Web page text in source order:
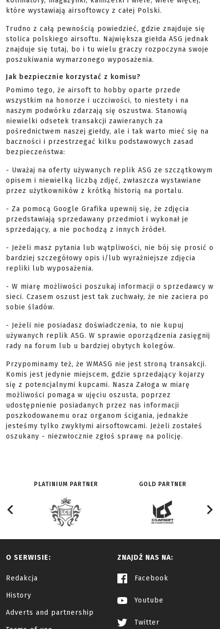
które wystawiają airsoftowcy z całej Polski.
Trudno z całą pewnością powiedzieć, gdzie znajduje się
stolica polskiego airsoftu. Największa giełda ASG jednak
znajduje się tutaj, bo i tu wielu graczy rozpoczyna swoje
poszukiwania wymarzonego wyposażenia.
Jak bezpiecznie korzystać z komisu?
Pomimo tego, że airsoft to hobby oparte przede
wszystkim na honorze i uczciwości, to niestety i na
naszym podwórku zdarzają się oszustwa. Stanowią
niewielki odsetek transakcji zawieranych za
pośrednictwem naszej giełdy, ale i tak warto mieć się na
baczności i przestrzegać kilku podstawowych zasad
bezpieczeństwa:
- Uważaj na oferty używanych replik ASG ze szczątkowym
opisem i niewielką liczbą zdjęć, zwłaszcza wystawiane
przez użytkowników z krótką historią na portalu.
- Za pomocą Google Grafika upewnij się, że zdjęcia
przedstawiają sprzedawany przedmiot i wykonał je
sprzedający, a nie pochodzą z innych źródeł.
- Jeżeli masz pytania lub wątpliwości, nie bój się prosić o
bardziej szczegółowy opis i/lub wyraźniejsze zdjęcia
repliki lub wyposażenia.
- W miarę możliwości poszukaj informacji o sprzedawcy w
sieci. Czasem oszust jest tak zuchwały, że nie zaciera po
sobie śladów.
- Jeżeli nie posiadasz doświadczenia, to nie kupuj
używanych replik ASG. W sprawie oporządzenia zasięgnij
rady na forum lub u bardziej obytych kolegów.
Przypominamy też, że WMASG nie jest stroną transakcji.
Komis jest jedynie miejscem, gdzie sprzedający kojarzy
się z potencjalnymi kupcami. Nasza Załoga w miarę
możliwości pomaga w ujęciu oszusta, poprzez
udostępnienie posiadanych przez nas informacji
poszkodowanemu oraz organom ścigania, jednakże
jesteśmy tylko zwykłymi airsoftowcami. Jeżeli zostałeś
oszukany - niezwłocznie zgłoś sprawę na policję.
PLATINIUM PARTNER GOLD PARTNER
O SERWISIE:
Redakcja
History
Adverts and partnership
ZNAJDŹ NAS NA:
Facebook
Youtube
Twitter